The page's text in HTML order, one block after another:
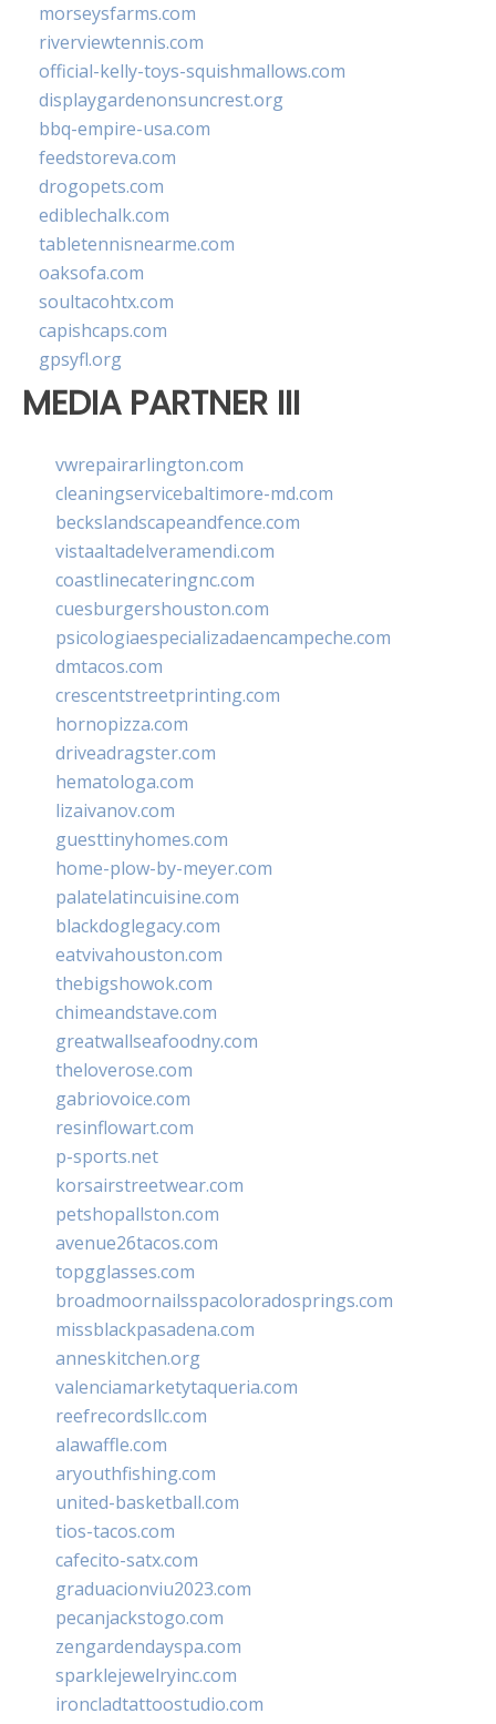
morseysfarms.com
riverviewtennis.com
official-kelly-toys-squishmallows.com
displaygardenonsuncrest.org
bbq-empire-usa.com
feedstoreva.com
drogopets.com
ediblechalk.com
tabletennisnearme.com
oaksofa.com
soultacohtx.com
capishcaps.com
gpsyfl.org
MEDIA PARTNER III
vwrepairarlington.com
cleaningservicebaltimore-md.com
beckslandscapeandfence.com
vistaaltadelveramendi.com
coastlinecateringnc.com
cuesburgershouston.com
psicologiaespecializadaencampeche.com
dmtacos.com
crescentstreetprinting.com
hornopizza.com
driveadragster.com
hematologa.com
lizaivanov.com
guesttinyhomes.com
home-plow-by-meyer.com
palatelatincuisine.com
blackdoglegacy.com
eatvivahouston.com
thebigshowok.com
chimeandstave.com
greatwallseafoodny.com
theloverose.com
gabriovoice.com
resinflowart.com
p-sports.net
korsairstreetwear.com
petshopallston.com
avenue26tacos.com
topgglasses.com
broadmoornailsspacoloradosprings.com
missblackpasadena.com
anneskitchen.org
valenciamarketytaqueria.com
reefrecordsllc.com
alawaffle.com
aryouthfishing.com
united-basketball.com
tios-tacos.com
cafecito-satx.com
graduacionviu2023.com
pecanjackstogo.com
zengardendayspa.com
sparklejewelryinc.com
ironcladtattoostudio.com